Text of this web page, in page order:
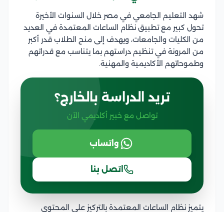
شهد التعليم الجامعي في مصر خلال السنوات الأخيرة
تحول كبير مع تطبيق نظام الساعات المعتمدة في العديد
من الكليات والجامعات، ويهدف إلى منح الطلاب قدر أكبر
من المرونة في تنظيم دراستهم بما يتناسب مع قدراتهم
وطموحاتهم الأكاديمية والمهنية.
تريد الدراسة بالخارج؟
تواصل مع خبير أكاديمي الآن
واتساب
اتصل بنا
يتميز نظام الساعات المعتمدة بالتركيز على المحتوى